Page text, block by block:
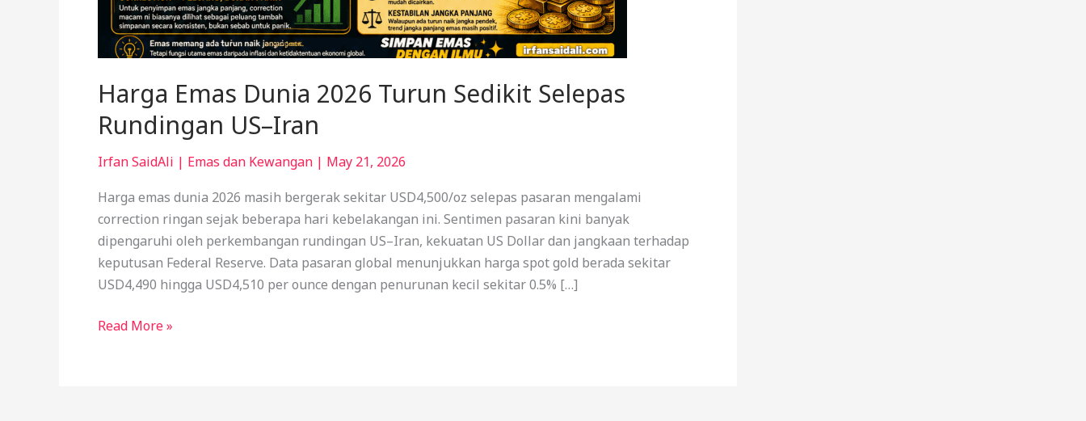
Harga Emas Dunia 2026 Turun Sedikit Selepas
Rundingan US–Iran
Irfan SaidAli | Emas dan Kewangan | May 21, 2026
Harga emas dunia 2026 masih bergerak sekitar USD4,500/oz selepas pasaran mengalami
correction ringan sejak beberapa hari kebelakangan ini. Sentimen pasaran kini banyak
dipengaruhi oleh perkembangan rundingan US–Iran, kekuatan US Dollar dan jangkaan terhadap
keputusan Federal Reserve. Data pasaran global menunjukkan harga spot gold berada sekitar
USD4,490 hingga USD4,510 per ounce dengan penurunan kecil sekitar 0.5% […]
Read More »